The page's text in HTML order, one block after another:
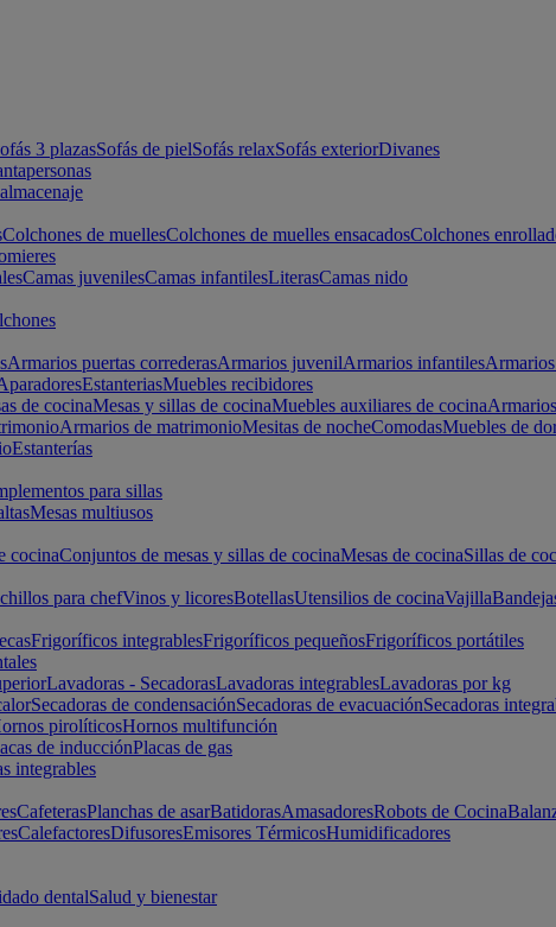
3 plazasSofás de pielSofás relaxSofás exteriorDivanes
Colchones de muellesColchones de muelles ensacadosColchones
Camas juvenilesCamas infantilesLiterasCamas nido
Armarios puertas correderasArmarios juvenilArmarios infantiles
EstanteriasMuebles recibidores
de cocinaMesas y sillas de cocinaMuebles auxiliares de cocina
Armarios de matrimonioMesitas de nocheComodasMuebles de
Estanterías
para sillas
Mesas multiusos
cocinaConjuntos de mesas y sillas de cocinaMesas de cocinaSillas de
para chefVinos y licoresBotellasUtensilios de cocinaVajilla
Frigoríficos integrablesFrigoríficos pequeñosFrigoríficos portátiles
Lavadoras - SecadorasLavadoras integrablesLavadoras por kg
Secadoras de condensaciónSecadoras de evacuaciónSecadoras
pirolíticosHornos multifunción
de inducciónPlacas de gas
integrables
CafeterasPlanchas de asarBatidorasAmasadoresRobots de Cocina
CalefactoresDifusoresEmisores TérmicosHumidificadores
dentalSalud y bienestar